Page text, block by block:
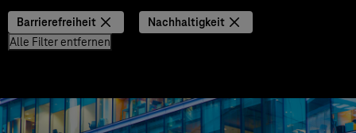
Barrierefreiheit
Nachhaltigkeit
Alle Filter entfernen